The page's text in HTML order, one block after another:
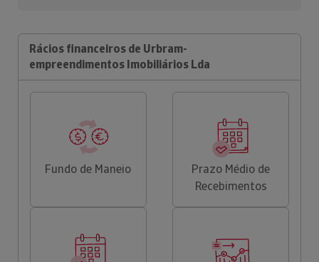
Rácios financeiros de Urbram-
empreendimentos Imobiliários Lda
Fundo de Maneio
Prazo Médio de
Recebimentos